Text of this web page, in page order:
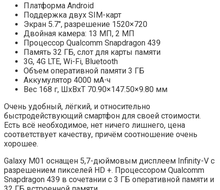
Платформа Android
Поддержка двух SIM-карт
Экран 5.7″, разрешение 1520×720
Двойная камера: 13 МП, 2 МП
Процессор Qualcomm Snapdragon 439
Память 32 ГБ, слот для карты памяти
3G, 4G LTE, Wi-Fi, Bluetooth
Объем оперативной памяти 3 ГБ
Аккумулятор 4000 мА⋅ч
Вес 168 г, ШxВxТ 70.90×147.50×9.80 мм
Очень удобный, лёгкий, и относительно
быстродействующий смартфон для своей стоимости.
Есть всё необходимое, нет ничего лишнего, цена
соответствует качеству, причём соотношение очень
хорошее.
Galaxy M01 оснащен 5,7-дюймовым дисплеем Infinity-V с
разрешением пикселей HD +. Процессором Qualcomm
Snapdragon 439 в сочетании с 3 ГБ оперативной памяти и